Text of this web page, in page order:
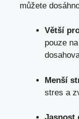
můžete
Větší
pouze
Menší
stres a